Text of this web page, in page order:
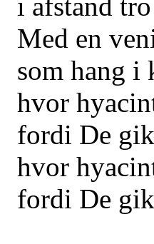
i afstand
Med en
som hang i
hvor
fordi De
hvor
fordi De